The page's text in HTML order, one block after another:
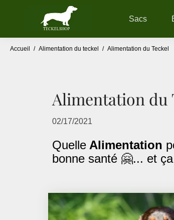
Sacs
Accueil / Alimentation du teckel / Alimentation du Teckel
Alimentation du
02/17/2021
Quelle Alimentation
bonne santé 🤗... et